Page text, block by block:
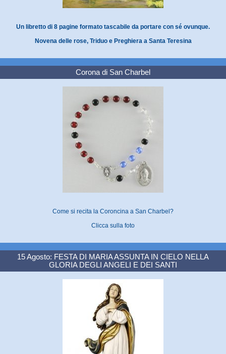
Un libretto di 8 pagine formato tascabile da portare con sé ovunque.
Novena delle rose, Triduo e Preghiera a Santa Teresina
Corona di San Charbel
Come si recita la Coroncina a San Charbel?
Clicca sulla foto
15 Agosto: FESTA DI MARIA ASSUNTA IN CIELO NELLA
GLORIA DEGLI ANGELI E DEI SANTI